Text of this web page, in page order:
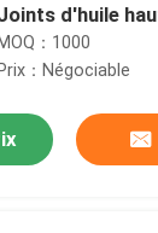
d'huile
pour les
MOQ：1000
Prix：Négociable